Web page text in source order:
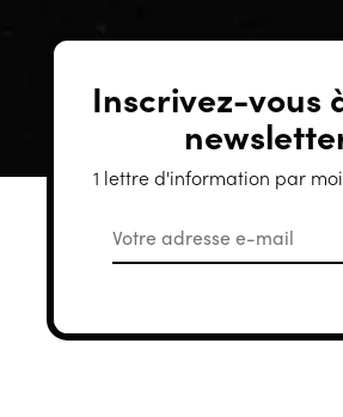
Inscrivez-vous
1 lettre d'information par